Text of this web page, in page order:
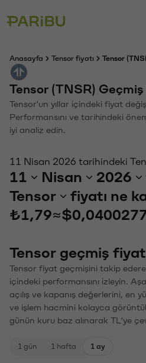
Anasayfa Tensor fiyatı Tensor
Tensor (TNSR)
Tensor'un yıllar içindeki fiyat
Performansını ve tarihindeki
iyi analiz edin.
11 Nisan 2026 tarihindeki
11 Nisan 2026
Tensor
fiyatı ne
₺1,79≈
Tensor geçmiş
Tensor fiyat geçmişini takip
içindeki performansını izleyin.
açılış ve kapanış değerlerini, en
ve işlem hacmini kolayca
günün kuru baz alınarak TL'ye
1 gün 1 hafta 1 ay